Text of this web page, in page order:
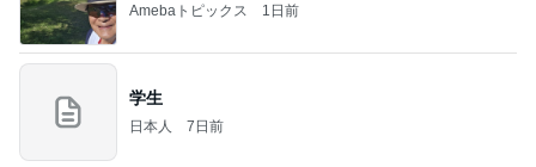
Amebaトピックス 1日前
学生
日本人 7日前